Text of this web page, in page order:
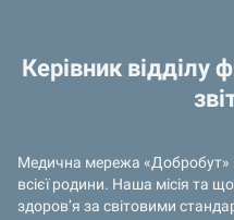
Керівник відділу
Медична мережа
всієї родини. Наша місія та
здоров’я за світовими